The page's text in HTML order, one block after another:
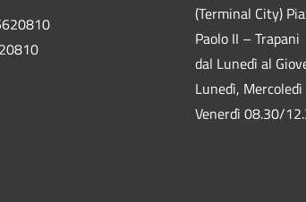
(Terminal City)
Paolo II – Trapani
dal Lunedì al
Lunedì,
Venerdì 08.30/